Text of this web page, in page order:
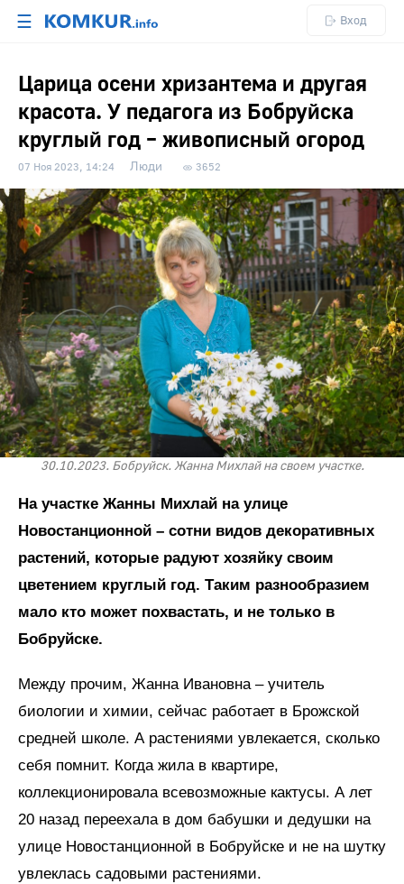
☰ Вход
Царица осени хризантема и другая
красота. У педагога из Бобруйска
круглый год – живописный огород
07 Ноя 2023, 14:24 Люди 3652
30.10.2023. Бобруйск. Жанна Михлай на своем участке.
На участке Жанны Михлай на улице
Новостанционной – сотни видов декоративных
растений, которые радуют хозяйку своим
цветением круглый год. Таким разнообразием
мало кто может похвастать, и не только в
Бобруйске.
Между прочим, Жанна Ивановна – учитель
биологии и химии, сейчас работает в Брожской
средней школе. А растениями увлекается, сколько
себя помнит. Когда жила в квартире,
коллекционировала всевозможные кактусы. А лет
20 назад переехала в дом бабушки и дедушки на
улице Новостанционной в Бобруйске и не на шутку
увлеклась садовыми растениями.